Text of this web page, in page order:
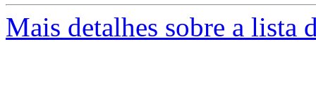
Mais detalhes sobre a lista